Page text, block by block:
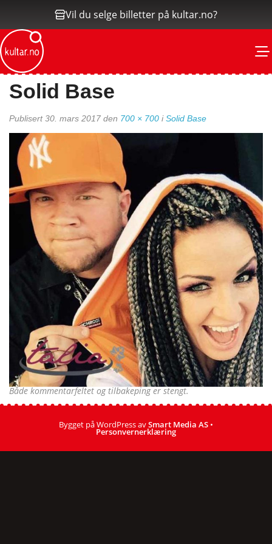
Vil du selge billetter på kultar.no?
Solid Base
Publisert30. mars 2017 den 700 × 700 iSolid Base
Både kommentarfeltet og tilbakeping er stengt.
Bygget på WordPress avSmart Media AS •
Personvernerklæring